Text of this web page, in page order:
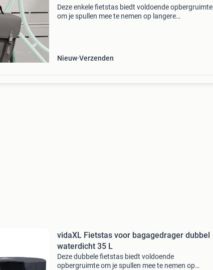
Deze enkele fietstas biedt voldoende opbergruimte
om je spullen mee te nemen op langere
Nieuw Verzenden
vidaXL Fietstas voor bagagedrager dubbel
waterdicht 35 L
Deze dubbele fietstas biedt voldoende
opbergruimte om je spullen mee te nemen op